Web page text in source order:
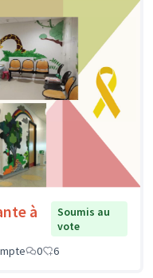
à
Soumis au
vote
0 6